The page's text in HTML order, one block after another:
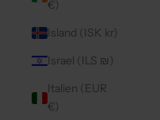
€)
Island (ISK kr)
Israel (ILS ₪)
Italien (EUR
€)